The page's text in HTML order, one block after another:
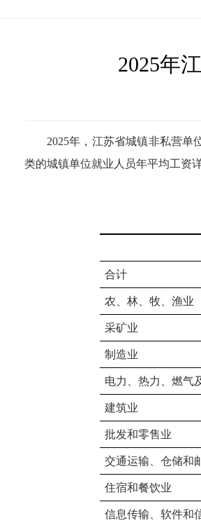
2025年
2025年，江苏省城镇非私营单
类的城镇单位就业人员年平均工资
合计
农、林、牧、渔业
采矿业
制造业
电力、热力、燃气
建筑业
批发和零售业
交通运输、仓储和
住宿和餐饮业
信息传输、软件和